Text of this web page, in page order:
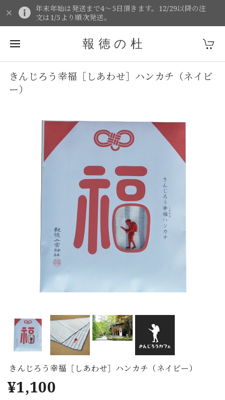
年末年始は発送まで4～5日頂きます。12/29以降の注
文は1/5より順次発送。
報 徳 の 杜
きんじろう幸福［しあわせ］ハンカチ（ネイビ
ー）
きんじろう幸福［しあわせ］ハンカチ（ネイビー）
¥1,100